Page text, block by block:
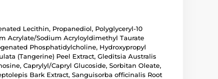
Lecithin, Propanediol, Polyglyceryl-10
Acrylate/Sodium Acryloyldimethyl Taurate
Phosphatidylcholine, Hydroxypropyl
(Tangerine) Peel Extract, Gleditsia Australis
Caprylyl/Capryl Glucoside, Sorbitan Oleate,
Bark Extract, Sanguisorba officinalis Root